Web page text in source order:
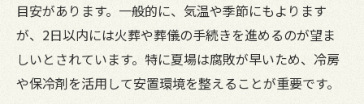
狆に寄り添うペット葬儀の供養アレンジ例
ペット葬儀体験者が語る納得できる供養法
遺骨の扱いで後悔しないためのペット葬儀
術
目安があります。一般的に、気温や季節にもよります
が、2日以内には火葬や葬儀の手続きを進めるのが望ま
しいとされています。特に夏場は腐敗が早いため、冷房
や保冷剤を活用して安置環境を整えることが重要です。